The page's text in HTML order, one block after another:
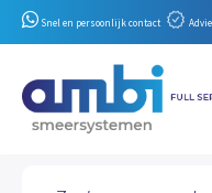
Snel en persoonlijk contact